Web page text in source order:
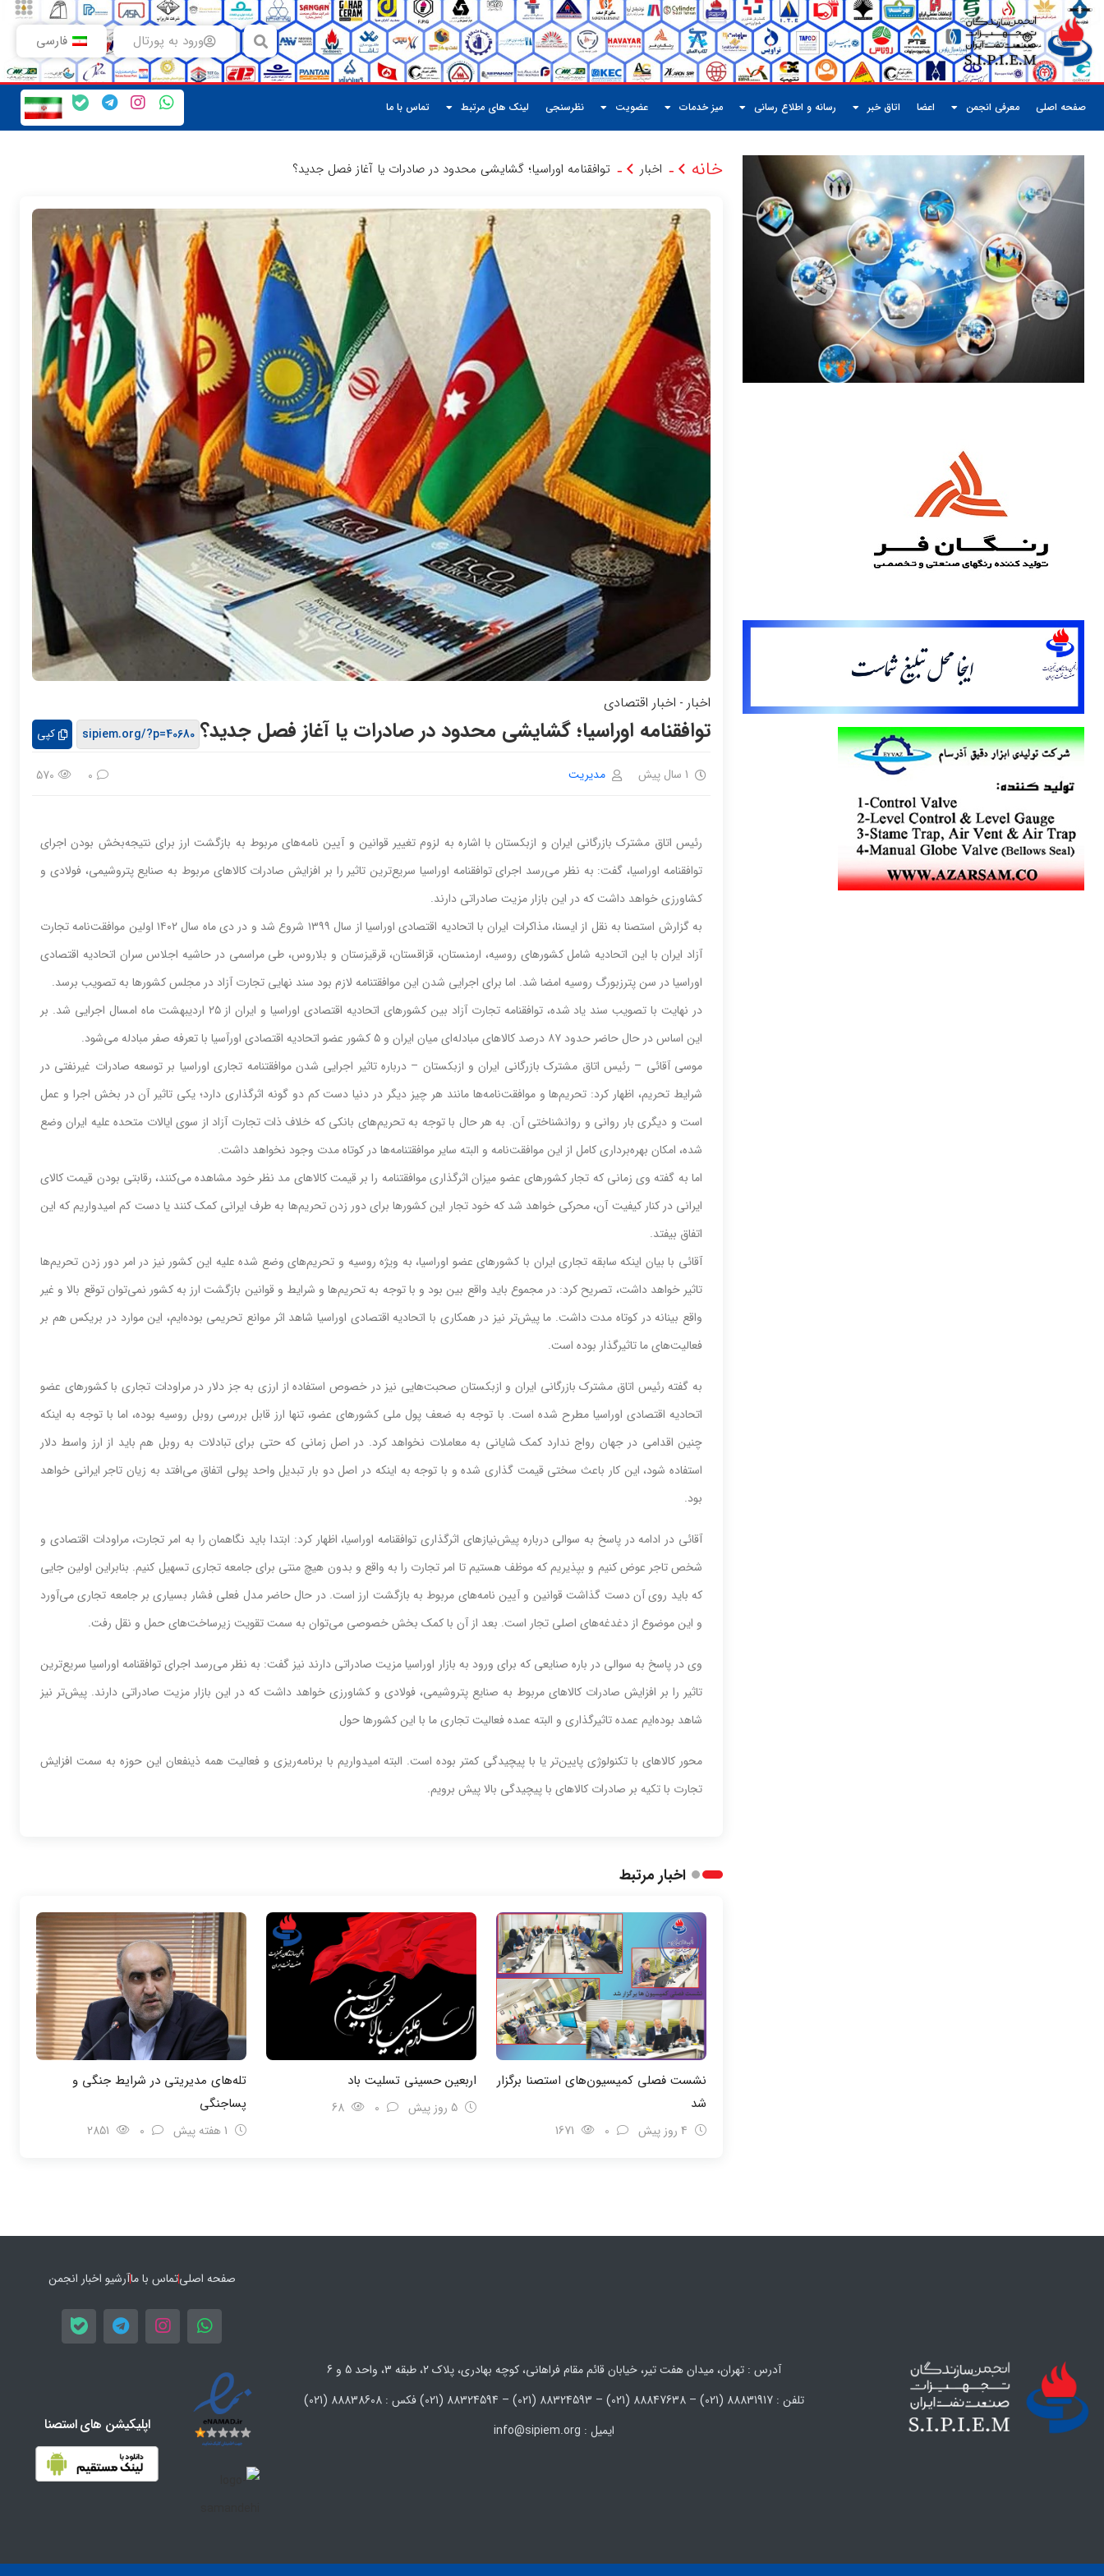
ورود به پورتال فارسی
صفحه اصلی معرفی انجمن اعضا اتاق خبر رسانه و اطلاع رسانی میز خدمات عضویت نظرسنجی لینک های مرتبط تماس با ما
خانه - اخبار - توافقنامه اوراسیا؛ گشایشی محدود در صادرات یا آغاز فصل جدید؟
اخبار - اخبار اقتصادی
توافقنامه اوراسیا؛ گشایشی محدود در صادرات یا آغاز فصل جدید؟ کپی
1 سال پیش مدیریت 0
570
رئیس اتاق مشترک بازرگانی ایران و ازبکستان با اشاره به لزوم تغییر قوانین و آیین نامه‌های مربوط به بازگشت ارز برای نتیجه‌بخش بودن اجرای
توافقنامه اوراسیا، گفت: به نظر می‌رسد اجرای توافقنامه اوراسیا سریع‌ترین تاثیر را بر افزایش صادرات کالاهای مربوط به صنایع پتروشیمی، فولادی و
کشاورزی خواهد داشت که در این بازار مزیت صادراتی دارند.
به گزارش استصنا به نقل از ایسنا، مذاکرات ایران با اتحادیه اقتصادی اوراسیا از سال ۱۳۹۹ شروع شد و در دی ماه سال ۱۴۰۲ اولین موافقت‌نامه تجارت
آزاد ایران با این اتحادیه شامل کشورهای روسیه، ارمنستان، قزاقستان، قرقیزستان و بلاروس، طی مراسمی در حاشیه اجلاس سران اتحادیه اقتصادی
اوراسیا در سن پترزبورگ روسیه امضا شد. اما برای اجرایی شدن این موافقتنامه لازم بود سند نهایی تجارت آزاد در مجلس کشورها به تصویب برسد.
در نهایت با تصویب سند یاد شده، توافقنامه تجارت آزاد بین کشورهای اتحادیه اقتصادی اوراسیا و ایران از ۲۵ اردیبهشت ماه امسال اجرایی شد. بر
این اساس در حال حاضر حدود ۸۷ درصد کالاهای مبادله‌ای میان ایران و ۵ کشور عضو اتحادیه اقتصادی اورآسیا با تعرفه صفر مبادله می‌شود.
موسی آقائی – رئیس اتاق مشترک بازرگانی ایران و ازبکستان – درباره تاثیر اجرایی شدن موافقتنامه تجاری اوراسیا بر توسعه صادرات غیرنفتی در
شرایط تحریم، اظهار کرد: تحریم‌ها و موافقت‌نامه‌ها مانند هر چیز دیگر در دنیا دست کم دو گونه اثرگذاری دارد؛ یکی تاثیر آن در بخش اجرا و عمل
است و دیگری بار روانی و روانشناختی آن. به هر حال با توجه به تحریم‌های بانکی که خلاف ذات تجارت آزاد از سوی ایالات متحده علیه ایران وضع
شده، امکان بهره‌برداری کامل از این موافقت‌نامه و البته سایر موافقتنامه‌ها در کوتاه مدت وجود نخواهد داشت.
اما به گفته وی زمانی که تجار کشورهای عضو میزان اثرگذاری موافقتنامه را بر قیمت کالاهای مد نظر خود مشاهده می‌کنند، رقابتی بودن قیمت کالای
ایرانی در کنار کیفیت آن، محرکی خواهد شد که خود تجار این کشورها برای دور زدن تحریم‌ها به طرف ایرانی کمک کنند یا دست کم امیدواریم که این
اتفاق بیفتد.
آقائی با بیان اینکه سابقه تجاری ایران با کشورهای عضو اوراسیا، به ویژه روسیه و تحریم‌های وضع شده علیه این کشور نیز در امر دور زدن تحریم‌ها
تاثیر خواهد داشت، تصریح کرد: در مجموع باید واقع بین بود و با توجه به تحریم‌ها و شرایط و قوانین بازگشت ارز به کشور نمی‌توان توقع بالا و غیر
واقع بینانه در کوتاه مدت داشت. ما پیش‌تر نیز در همکاری با اتحادیه اقتصادی اوراسیا شاهد اثر موانع تحریمی بوده‌ایم، این موارد در بریکس هم بر
فعالیت‌های ما تاثیرگذار بوده است.
به گفته رئیس اتاق مشترک بازرگانی ایران و ازبکستان صحبت‌هایی نیز در خصوص استفاده از ارزی به جز دلار در مراودات تجاری با کشورهای عضو
اتحادیه اقتصادی اوراسیا مطرح شده است. با توجه به ضعف پول ملی کشورهای عضو، تنها ارز قابل بررسی روبل روسیه بوده، اما با توجه به اینکه
چنین اقدامی در جهان رواج ندارد کمک شایانی به معاملات نخواهد کرد. در اصل زمانی که حتی برای تبادلات به روبل هم باید از ارز واسط دلار
استفاده شود، این کار باعث سختی قیمت گذاری شده و با توجه به اینکه در اصل دو بار تبدیل واحد پولی اتفاق می‌افتد به زیان تاجر ایرانی خواهد
بود.
آقائی در ادامه در پاسخ به سوالی درباره پیش‌نیازهای اثرگذاری توافقنامه اوراسیا، اظهار کرد: ابتدا باید نگاهمان را به امر تجارت، مراودات اقتصادی و
شخص تاجر عوض کنیم و بپذیریم که موظف هستیم تا امر تجارت را به واقع و بدون هیچ منتی برای جامعه تجاری تسهیل کنیم. بنابراین اولین جایی
که باید روی آن دست گذاشت قوانین و آیین نامه‌های مربوط به بازگشت ارز است. در حال حاضر مدل فعلی فشار بسیاری بر جامعه تجاری می‌آورد
و این موضوع از دغدغه‌های اصلی تجار است. بعد از آن با کمک بخش خصوصی می‌توان به سمت تقویت زیرساخت‌های حمل و نقل رفت.
وی در پاسخ به سوالی در باره صنایعی که برای ورود به بازار اوراسیا مزیت صادراتی دارند نیز گفت: به نظر می‌رسد اجرای توافقنامه اوراسیا سریع‌ترین
تاثیر را بر افزایش صادرات کالاهای مربوط به صنایع پتروشیمی، فولادی و کشاورزی خواهد داشت که در این بازار مزیت صادراتی دارند. پیش‌تر نیز
شاهد بوده‌ایم عمده تاثیرگذاری و البته عمده فعالیت تجاری ما با این کشورها حول
محور کالاهای با تکنولوژی پایین‌تر یا با پیچیدگی کمتر بوده است. البته امیدواریم با برنامه‌ریزی و فعالیت همه ذینفعان این حوزه به سمت افزایش
تجارت با تکیه بر صادرات کالاهای با پیچیدگی بالا پیش برویم.
اخبار مرتبط
نشست فصلی کمیسیون‌های استصنا برگزار
شد
اربعین حسینی تسلیت باد
تله‌های مدیریتی در شرایط جنگی و
پسا‌جنگی
آدرس : تهران، میدان هفت تیر، خیابان قائم مقام فراهانی، کوچه بهادری، پلاک 2، طبقه 3، واحد 5 و 6
تلفن : 88831917 (021) – 88847638 (021) – 88324593 (021) – 88324594 (021) فکس : 88838608 (021)
ایمیل : info@sipiem.org
صفحه اصلیتماس با ماآرشیو اخبار انجمن
اپلیکیشن های استصنا